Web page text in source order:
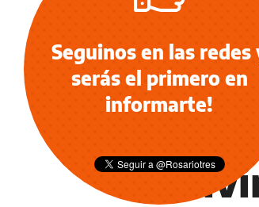
NOTICIAS
Seguinos en las redes
serás el primero en
informarte!